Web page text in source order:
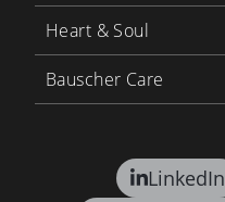
LinkedIn
Heart & Soul
Bauscher Care